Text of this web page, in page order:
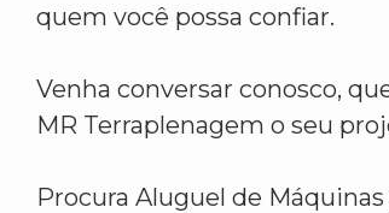
quem você possa confiar.
Venha conversar conosco,
MR Terraplenagem o seu
Procura Aluguel de